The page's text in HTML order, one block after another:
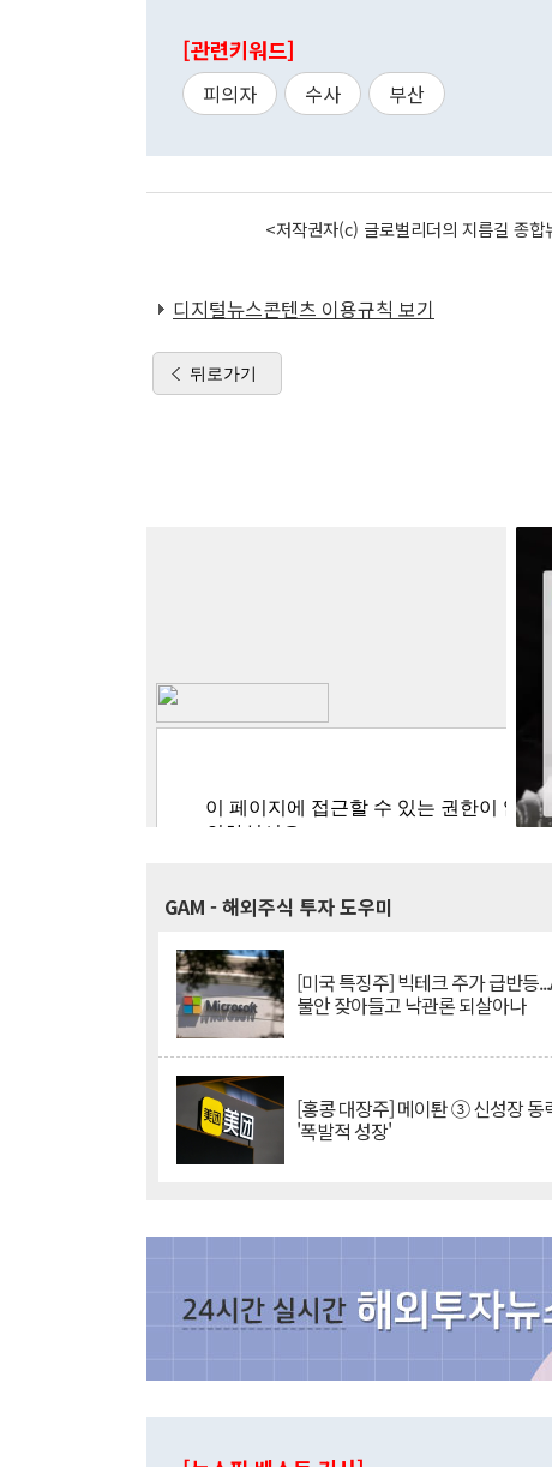
[관련키워드]
피의자 수사 부산
<저작권자(c) 글로벌리더의 지름길 종
디지털뉴스콘텐츠 이용규칙 보기
뒤로가기
GAM - 해외주식 투자 도우미
[미국 특징주] 빅테크 주가 급반등
불안 잦아들고 낙관론 되살아나
[홍콩 대장주] 메이퇀 ③ 신성장 동
'폭발적 성장'